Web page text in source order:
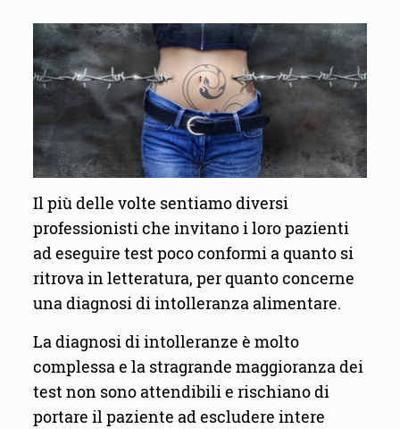
Il più delle volte sentiamo diversi
professionisti che invitano i loro pazienti
ad eseguire test poco conformi a quanto si
ritrova in letteratura, per quanto concerne
una diagnosi di intolleranza alimentare.
La diagnosi di intolleranze è molto
complessa e la stragrande maggioranza dei
test non sono attendibili e rischiano di
portare il paziente ad escludere intere